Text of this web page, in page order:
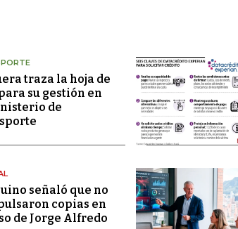
traza la hoja de
su gestión en
de
señaló que no
copias en
de Jorge Alfredo